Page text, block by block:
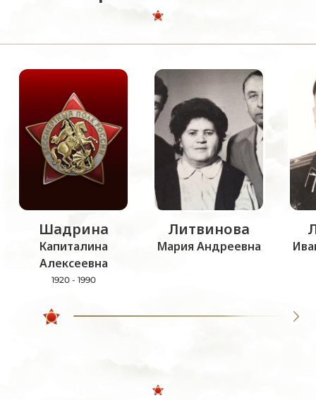
Шадрина
Капиталина
Алексеевна
1920 - 1990
Литвинова
Мария Андреевна